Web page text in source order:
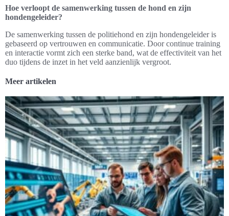
Hoe verloopt de samenwerking tussen de hond en zijn
hondengeleider?
De samenwerking tussen de politiehond en zijn hondengeleider is
gebaseerd op vertrouwen en communicatie. Door continue training
en interactie vormt zich een sterke band, wat de effectiviteit van het
duo tijdens de inzet in het veld aanzienlijk vergroot.
Meer artikelen